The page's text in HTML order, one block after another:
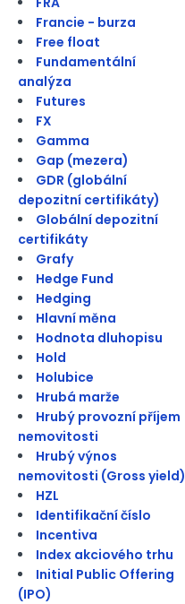
Francie - burza
Free float
Fundamentální
analýza
Futures
FX
Gamma
Gap (mezera)
GDR (globální
depozitní certifikáty)
Globální depozitní
certifikáty
Grafy
Hedge Fund
Hedging
Hlavní měna
Hodnota dluhopisu
Hold
Holubice
Hrubá marže
Hrubý provozní příjem
nemovitosti
Hrubý výnos
nemovitosti (Gross yield)
HZL
Identifikační číslo
Incentiva
Index akciového trhu
Initial Public Offering
(IPO)